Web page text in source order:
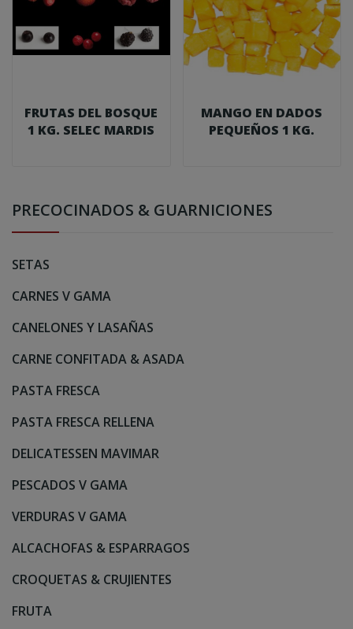
PRECOCINADOS & GUARNICIONES
SETAS
CARNES V GAMA
CANELONES Y LASAÑAS
CARNE CONFITADA & ASADA
PASTA FRESCA
PASTA FRESCA RELLENA
DELICATESSEN MAVIMAR
PESCADOS V GAMA
VERDURAS V GAMA
ALCACHOFAS & ESPARRAGOS
CROQUETAS & CRUJIENTES
FRUTA
FRUTAS DEL BOSQUE
1 KG. SELEC MARDIS
MANGO EN DADOS
PEQUEÑOS 1 KG.